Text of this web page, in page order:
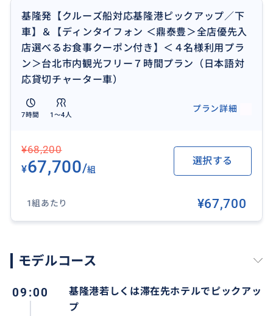
前菜・小籠包4個
・鶏肉小籠包1個
・椎茸入り野菜蒸し餃子（ベジタリアン）1個
・魚蒸し餃子1個
・えびと豚肉入り焼売1個
・タロイモ小籠包1個
・豚肉チャーハン・季節の野菜炒め
＜Cコース＞
・海老と豚肉入り焼売×1個
・排骨チャーハン
・トマトと卵のとろたまスープ
・あん入り小籠包×1個
基隆発【クルーズ船対応基隆港ピックアップ／下
車】＆【ディンタイフォン ＜鼎泰豊＞全店優先入
店選べるお食事クーポン付き】＜４名様利用プラ
ン＞台北市内観光フリー７時間プラン（日本語対
応貸切チャーター車）
7時間 1〜4人
プラン詳細
¥68,200
¥67,700/組
選択する
1組あたり ¥67,700
モデルコース
09:00
基隆港若しくは滞在先ホテルでピックアッ
プ